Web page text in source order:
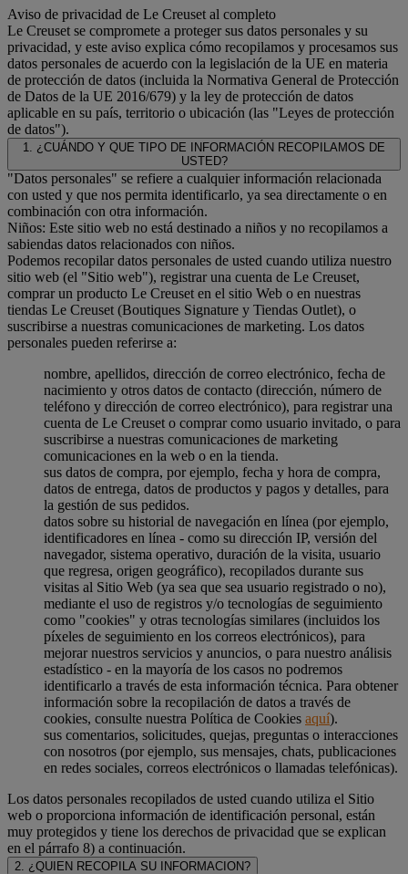
Aviso de privacidad de Le Creuset al completo
Le Creuset se compromete a proteger sus datos personales y su
privacidad, y este aviso explica cómo recopilamos y procesamos sus
datos personales de acuerdo con la legislación de la UE en materia
de protección de datos (incluida la Normativa General de Protección
de Datos de la UE 2016/679) y la ley de protección de datos
aplicable en su país, territorio o ubicación (las "Leyes de protección
de datos").
1. ¿CUÁNDO Y QUE TIPO DE INFORMACIÓN RECOPILAMOS DE
USTED?
"Datos personales" se refiere a cualquier información relacionada
con usted y que nos permita identificarlo, ya sea directamente o en
combinación con otra información.
Niños: Este sitio web no está destinado a niños y no recopilamos a
sabiendas datos relacionados con niños.
Podemos recopilar datos personales de usted cuando utiliza nuestro
sitio web (el "Sitio web"), registrar una cuenta de Le Creuset,
comprar un producto Le Creuset en el sitio Web o en nuestras
tiendas Le Creuset (Boutiques Signature y Tiendas Outlet), o
suscribirse a nuestras comunicaciones de marketing. Los datos
personales pueden referirse a:
nombre, apellidos, dirección de correo electrónico, fecha de
nacimiento y otros datos de contacto (dirección, número de
teléfono y dirección de correo electrónico), para registrar una
cuenta de Le Creuset o comprar como usuario invitado, o para
suscribirse a nuestras comunicaciones de marketing
comunicaciones en la web o en la tienda.
sus datos de compra, por ejemplo, fecha y hora de compra,
datos de entrega, datos de productos y pagos y detalles, para
la gestión de sus pedidos.
datos sobre su historial de navegación en línea (por ejemplo,
identificadores en línea - como su dirección IP, versión del
navegador, sistema operativo, duración de la visita, usuario
que regresa, origen geográfico), recopilados durante sus
visitas al Sitio Web (ya sea que sea usuario registrado o no),
mediante el uso de registros y/o tecnologías de seguimiento
como "cookies" y otras tecnologías similares (incluidos los
píxeles de seguimiento en los correos electrónicos), para
mejorar nuestros servicios y anuncios, o para nuestro análisis
estadístico - en la mayoría de los casos no podremos
identificarlo a través de esta información técnica. Para obtener
información sobre la recopilación de datos a través de
cookies, consulte nuestra Política de Cookies aquí).
sus comentarios, solicitudes, quejas, preguntas o interacciones
con nosotros (por ejemplo, sus mensajes, chats, publicaciones
en redes sociales, correos electrónicos o llamadas telefónicas).
Los datos personales recopilados de usted cuando utiliza el Sitio
web o proporciona información de identificación personal, están
muy protegidos y tiene los derechos de privacidad que se explican
en el párrafo 8) a continuación.
2. ¿QUIEN RECOPILA SU INFORMACION?